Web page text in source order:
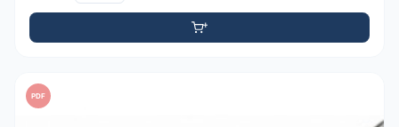
PDF